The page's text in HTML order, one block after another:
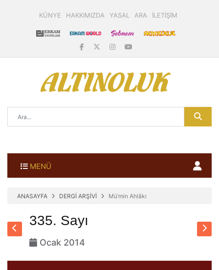
KÜNYE HAKKIMIZDA YASAL ARA İLETİŞİM
MENÜ
ANASAYFA DERGİ ARŞİVİ Mü’min Ahlâkı
335. Sayı
Ocak 2014